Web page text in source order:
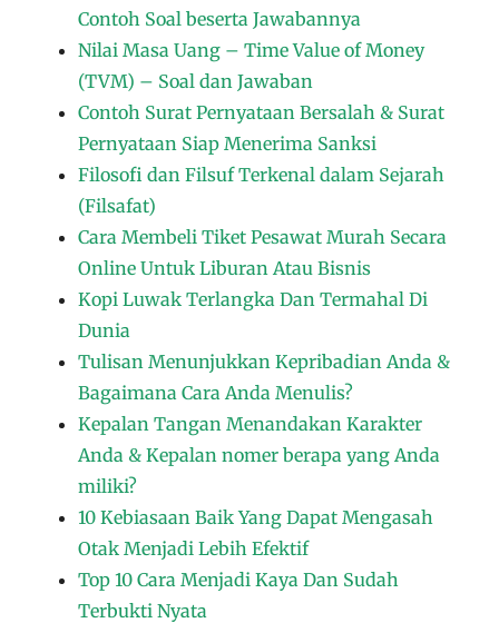
Contoh Soal beserta Jawabannya
Nilai Masa Uang – Time Value of Money
(TVM) – Soal dan Jawaban
Contoh Surat Pernyataan Bersalah & Surat
Pernyataan Siap Menerima Sanksi
Filosofi dan Filsuf Terkenal dalam Sejarah
(Filsafat)
Cara Membeli Tiket Pesawat Murah Secara
Online Untuk Liburan Atau Bisnis
Kopi Luwak Terlangka Dan Termahal Di
Dunia
Tulisan Menunjukkan Kepribadian Anda &
Bagaimana Cara Anda Menulis?
Kepalan Tangan Menandakan Karakter
Anda & Kepalan nomer berapa yang Anda
miliki?
10 Kebiasaan Baik Yang Dapat Mengasah
Otak Menjadi Lebih Efektif
Top 10 Cara Menjadi Kaya Dan Sudah
Terbukti Nyata